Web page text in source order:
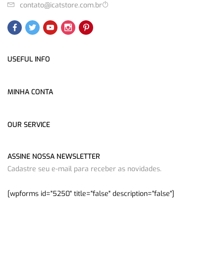
contato@icatstore.com.br
USEFUL INFO
MINHA CONTA
OUR SERVICE
ASSINE NOSSA NEWSLETTER
Cadastre seu e-mail para receber as novidades.
[wpforms id="5250" title="false" description="false"]